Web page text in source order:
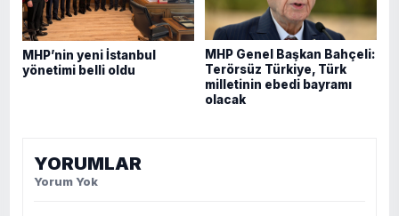
MHP’nin yeni İstanbul
yönetimi belli oldu
MHP Genel Başkan Bahçeli:
Terörsüz Türkiye, Türk
milletinin ebedi bayramı
olacak
YORUMLAR
Yorum Yok